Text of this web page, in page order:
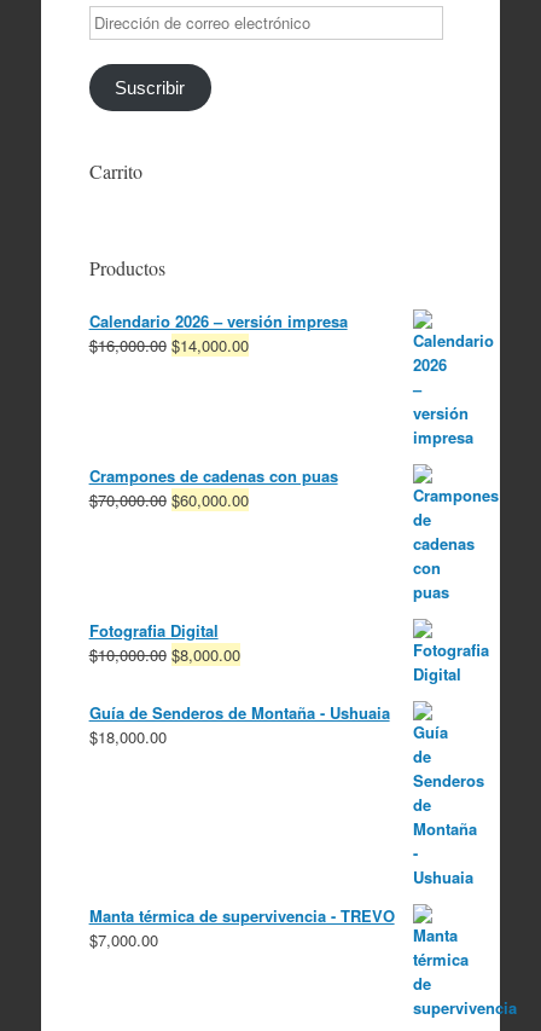
Dirección
de
correo
electrónico
Suscribir
Carrito
Productos
Calendario 2026 – versión impresa
$16,000.00 El
$14,000.00El
Crampones de cadenas con puas
$70,000.00 El
$60,000.00El
Fotografia Digital
$10,000.00 El
original
era:
$8,000.00El
actual
es:
Guía de Senderos de Montaña - Ushuaia
$18,000.00
Manta térmica de supervivencia - TREVO
$7,000.00